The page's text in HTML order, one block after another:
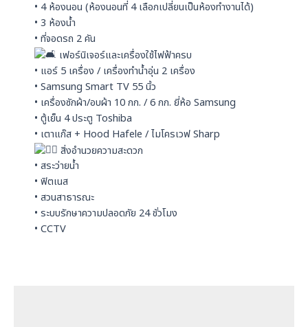
• 4 ห้องนอน (ห้องนอนที่ 4 เลือกเปลี่ยนเป็นห้องทำงานได้)
• 3 ห้องน้ำ
• ที่จอดรถ 2 คัน
เฟอร์นิเจอร์และเครื่องใช้ไฟฟ้าครบ
• แอร์ 5 เครื่อง / เครื่องทำน้ำอุ่น 2 เครื่อง
• Samsung Smart TV 55 นิ้ว
• เครื่องซักผ้า/อบผ้า 10 กก. / 6 กก. ยี่ห้อ Samsung
• ตู้เย็น 4 ประตู Toshiba
• เตาแก๊ส + Hood Hafele / ไมโครเวฟ Sharp
สิ่งอำนวยความสะดวก
• สระว่ายน้ำ
• ฟิตเนส
• สวนสาธารณะ
• ระบบรักษาความปลอดภัย 24 ชั่วโมง
• CCTV